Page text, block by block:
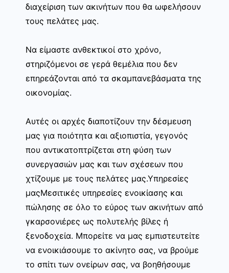
διαχείριση των ακινήτων που θα ωφελήσουν
τους πελάτες μας.
Να είμαστε ανθεκτικοί στο χρόνο,
στηριζόμενοι σε γερά θεμέλια που δεν
επηρεάζονται από τα σκαμπανεβάσματα της
οικονομίας.
Αυτές οι αρχές διαποτίζουν την δέσμευση
μας για ποιότητα και αξιοπιστία, γεγονός
που αντικατοπτρίζεται στη φύση των
συνεργασιών μας και των σχέσεων που
χτίζουμε με τους πελάτες μας.Υπηρεσίες
μαςΜεσιτικές υπηρεσίες ενοικίασης και
πώλησης σε όλο το εύρος των ακινήτων από
γκαρσονιέρες ως πολυτελής βίλες ή
ξενοδοχεία. Μπορείτε να μας εμπιστευτείτε
να ενοικιάσουμε το ακίνητο σας, να βρούμε
το σπίτι των ονείρων σας, να βοηθήσουμε